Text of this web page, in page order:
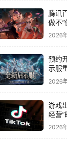
腾讯
做不“
2026
预约
示服
2026
游戏
经营”
2026